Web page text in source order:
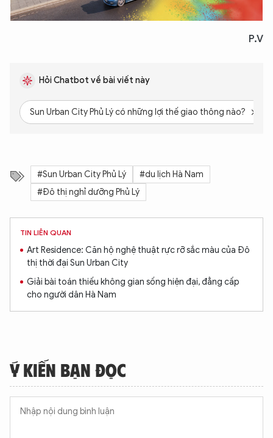
P.V
Hỏi Chatbot về bài viết này
Sun Urban City Phủ Lý có những lợi thế giao thông nào?
#Sun Urban City Phủ Lý
#du lịch Hà Nam
#Đô thị nghỉ dưỡng Phủ Lý
TIN LIÊN QUAN
Art Residence: Căn hộ nghệ thuật rực rỡ sắc màu của Đô
thị thời đại Sun Urban City
Giải bài toán thiếu không gian sống hiện đại, đẳng cấp
cho người dân Hà Nam
Ý KIẾN BẠN ĐỌC
XIN CHÀO,
TÔI LÀ CHATBOT CỦA